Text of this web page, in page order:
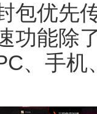
包优先
功能除
、手